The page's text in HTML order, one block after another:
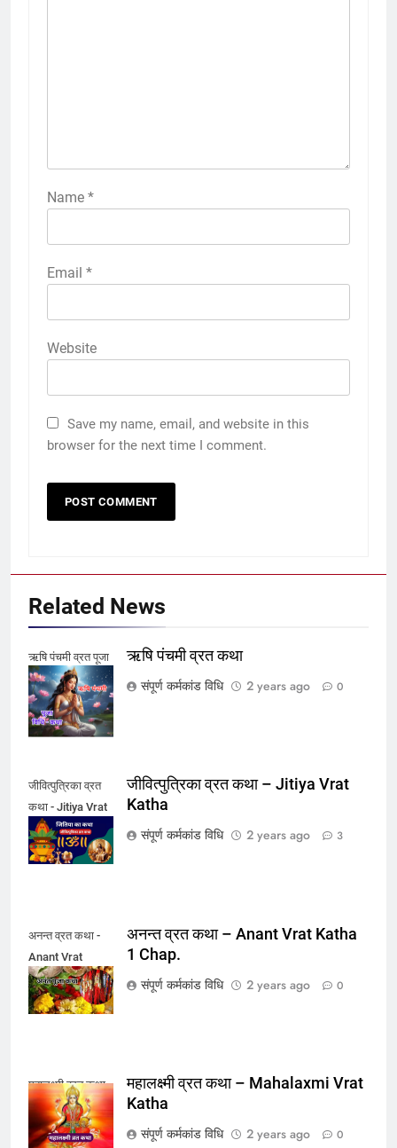
Name *
Email *
Website
Save my name, email, and website in this
browser for the next time I comment.
Related News
ऋषि पंचमी व्रत पूजा
विधि और कथा
ऋषि पंचमी व्रत कथा
संपूर्ण कर्मकांड विधि
2 years ago 0
जीवित्पुत्रिका व्रत
कथा - Jitiya Vrat
Katha
जीवित्पुत्रिका व्रत कथा – Jitiya Vrat
Katha
संपूर्ण कर्मकांड विधि
2 years ago 3
अनन्त व्रत कथा -
Anant Vrat
Katha
अनन्त व्रत कथा – Anant Vrat Katha
1 Chap.
संपूर्ण कर्मकांड विधि
2 years ago 0
महालक्ष्मी व्रत कथा
महालक्ष्मी व्रत कथा – Mahalaxmi Vrat
Katha
संपूर्ण कर्मकांड विधि
2 years ago 0